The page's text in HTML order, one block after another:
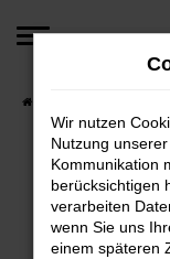
Zum
Fehler:
Beim Laden ist
Wir nutzen
Nutzung
Kommunikation
berücksichtigen
verarbeiten
wenn Sie uns
einem späteren